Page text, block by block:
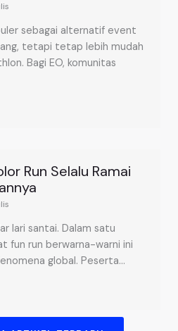
sebagai alternatif event
tetapi tetap lebih mudah
Bagi EO, komunitas
Run Selalu Ramai
lari santai. Dalam satu
fun run berwarna-warni ini
global. Peserta...